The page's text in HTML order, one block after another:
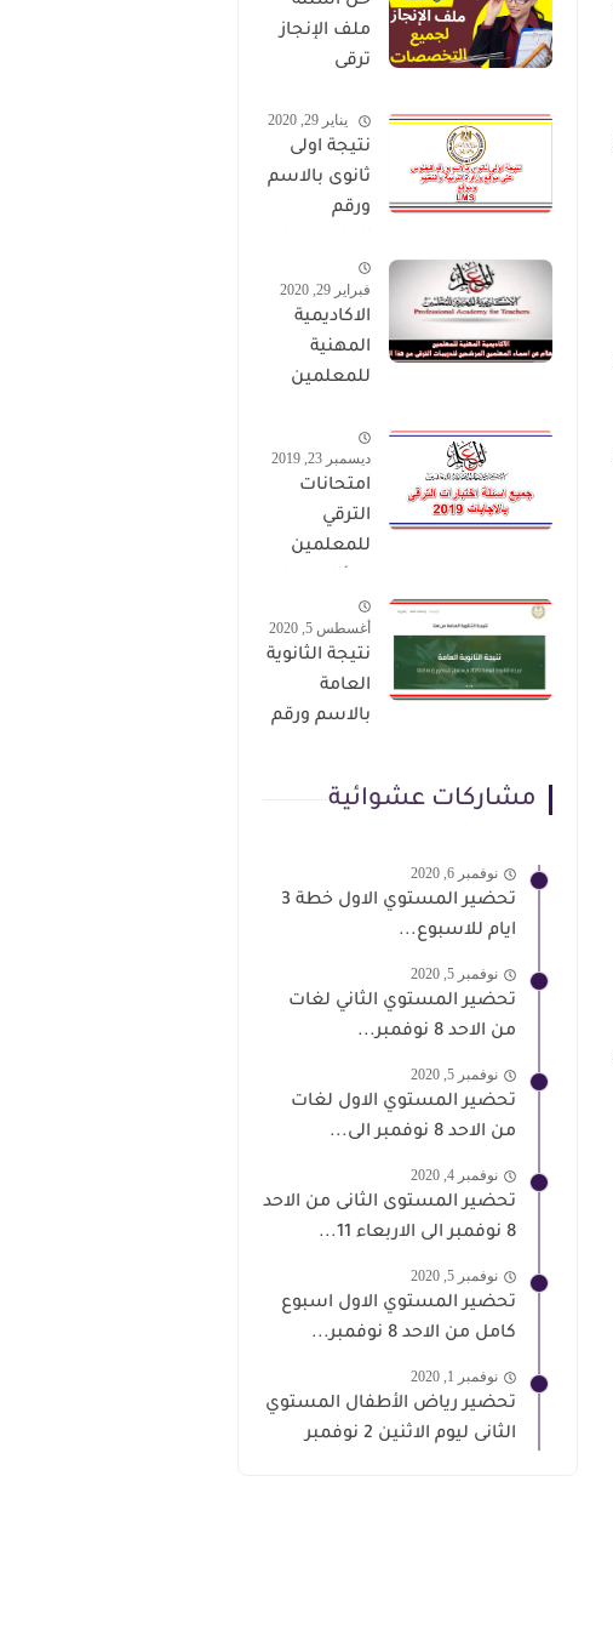
ملف الإنجاز
ترقى
2024 صالح
لجميع
التخصصات
يناير 29, 2020
نتيجة اولى
ثانوى بالاسم
ورقم
موقع وزارة
التربية
والتعليم
وموقع LMS
فبراير 29, 2020
الاكاديمية
المهنية
للمعلمين
عن اسماء
المعلمين
لتدريبات
ديسمبر 23, 2019
امتحانات
الترقي
للمعلمين
حمل من هنا
أغسطس 5, 2020
نتيجة الثانوية
العامة
بالاسم ورقم
مشاركات عشوائية
نوفمبر 6, 2020
تحضير المستوي الاول خطة 3
ايام للاسبوع...
نوفمبر 5, 2020
تحضير المستوي الثاني لغات
من الاحد 8 نوفمبر...
نوفمبر 5, 2020
تحضير المستوي الاول لغات
من الاحد 8 نوفمبر الى...
نوفمبر 4, 2020
تحضير المستوى الثانى من الاحد
8 نوفمبر الى الاربعاء 11...
نوفمبر 5, 2020
تحضير المستوي الاول اسبوع
كامل من الاحد 8 نوفمبر...
نوفمبر 1, 2020
تحضير رياض الأطفال المستوي
الثانى ليوم الاثنين 2 نوفمبر